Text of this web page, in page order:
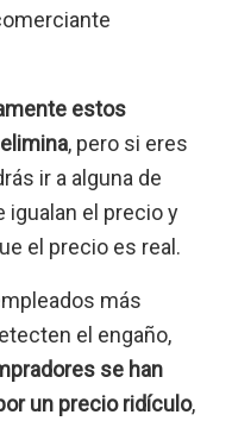
estos
, pero si eres
ir a alguna de
igualan el precio y
el precio es real.
más
el engaño,
se han
un precio ridículo,